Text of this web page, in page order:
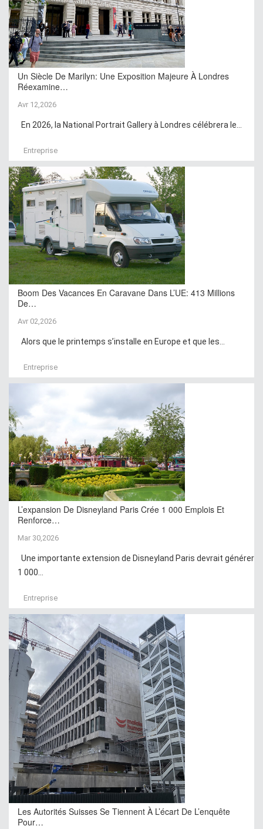
Un Siècle De Marilyn: Une Exposition Majeure À Londres
Réexamine…
Avr 12,2026
En 2026, la National Portrait Gallery à Londres célébrera le...
Entreprise
Boom Des Vacances En Caravane Dans L’UE: 413 Millions
De…
Avr 02,2026
Alors que le printemps s’installe en Europe et que les...
Entreprise
L’expansion De Disneyland Paris Crée 1 000 Emplois Et
Renforce…
Mar 30,2026
Une importante extension de Disneyland Paris devrait générer
1 000...
Entreprise
Les Autorités Suisses Se Tiennent À L’écart De L’enquête
Pour…